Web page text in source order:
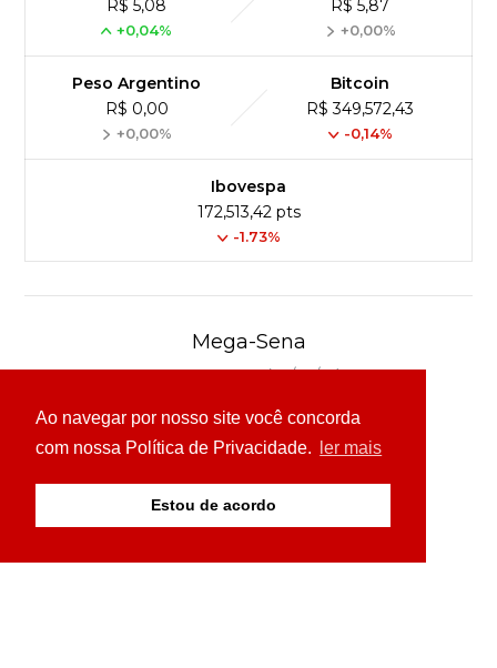
Ao navegar por nosso site você concorda
com nossa Política de Privacidade.
ler mais
Estou de acordo
R$ 5,08
+0,04%
R$ 5,87
+0,00%
Peso Argentino
R$ 0,00
+0,00%
Bitcoin
R$ 349,572,43
-0,14%
Ibovespa
172,513,42 pts
-1.73%
Mega-Sena
Concurso 3041 (06/08/26)
16 21 24 31 43